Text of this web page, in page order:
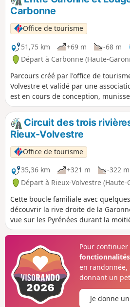
Carbonne
Office de tourisme
51,75 km
+69 m -68 m
Départ à Carbonne (Haute-
Parcours créé par l'office de
Volvestre et validé par une
est en cours de conception,
coordonnées GPS. Cette boucle
ferra découvrir les plaines de la
magnifique vue sur les Pyrénées
balade. Vous visiterez également de
points d'eau ainsi que du
Circuit des trois
Rieux-Volvestre
Office de tourisme
35,36 km
+321 m -322 m
Départ à Rieux-Volvestre (Haute-
Cette boucle familiale avec
découvrir la rive droite de la
vue sur les Pyrénées durant la
visiterez également de nombreux
Pour
en randonnée,
donnant un
Je donne